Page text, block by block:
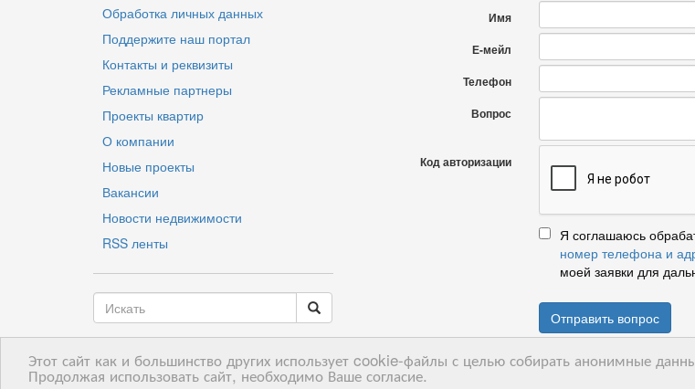
Этот сайт как и большинство других использует cookie-файлы с целью собирать анонимные
Продолжая использовать сайт, необходимо Ваше согласие.
Обработка личных данных
Поддержите наш портал
Контакты и реквизиты
Рекламные партнеры
Проекты квартир
О компании
Новые проекты
Вакансии
Новости недвижимости
RSS ленты
LV RU EN
Имя
Е-мейл
Телефон
Вопрос
Код авторизации
Я соглашаюсь
номер телефона и
моей заявки для
Отправить вопрос